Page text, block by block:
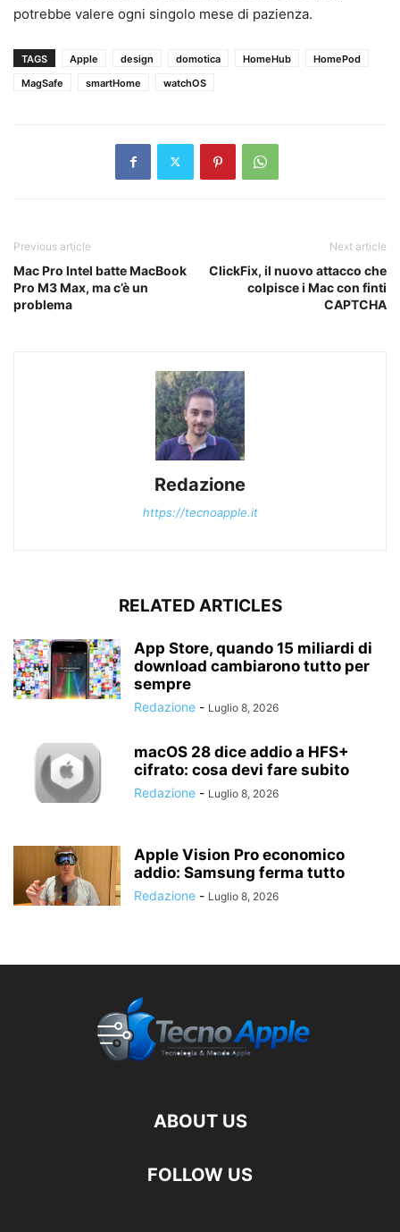
potrebbe valere ogni singolo mese di pazienza.
TAGS Apple design domotica HomeHub
HomePod
MagSafe
smartHome watchOS
Previous article
Mac Pro Intel batte MacBook
Pro M3 Max, ma c’è un
problema
Next article
ClickFix, il nuovo attacco che
colpisce i Mac con finti
CAPTCHA
Redazione
https://tecnoapple.it
RELATED ARTICLES
App Store, quando 15 miliardi di
download cambiarono tutto per
sempre
Redazione - Luglio 8, 2026
macOS 28 dice addio a HFS+
cifrato: cosa devi fare subito
Redazione - Luglio 8, 2026
Apple Vision Pro economico
addio: Samsung ferma tutto
Redazione - Luglio 8, 2026
ABOUT US
FOLLOW US